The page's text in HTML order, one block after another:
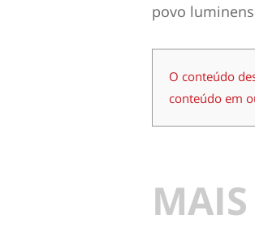
povo
O conteúdo
conteúdo em